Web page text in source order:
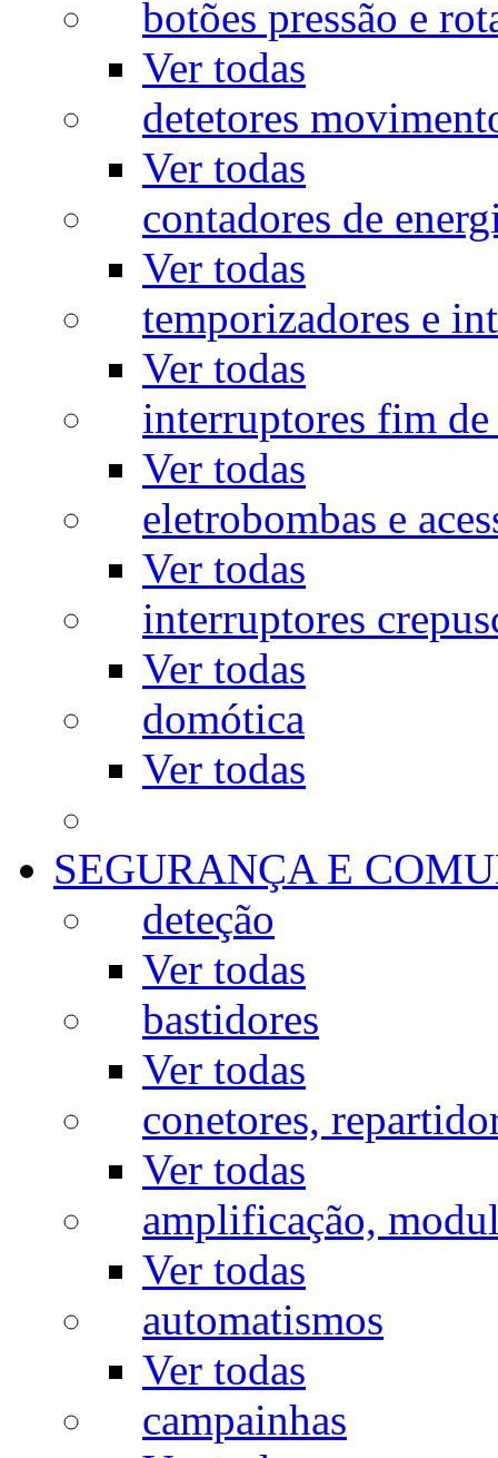
botões pressão e
Ver todas
detetores
Ver todas
contadores de
Ver todas
temporizadores e
Ver todas
interruptores fim de
Ver todas
eletrobombas e
Ver todas
interruptores
Ver todas
domótica
Ver todas
SEGURANÇA E
deteção
Ver todas
bastidores
Ver todas
conetores,
Ver todas
amplificação,
Ver todas
automatismos
Ver todas
campainhas